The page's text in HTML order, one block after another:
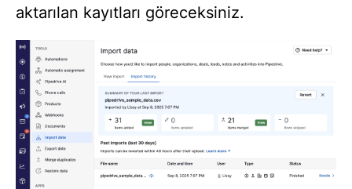
aktarılan kayıtları göreceksiniz.